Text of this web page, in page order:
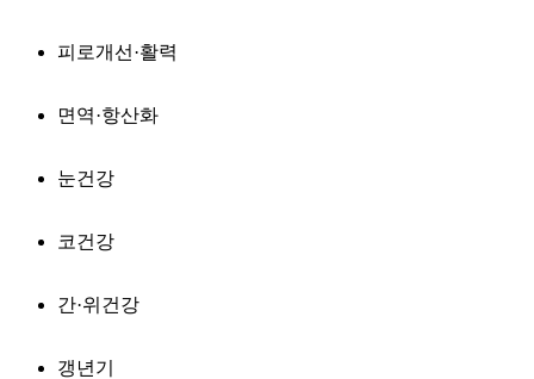
피로개선·활력
면역·항산화
눈건강
코건강
간·위건강
갱년기